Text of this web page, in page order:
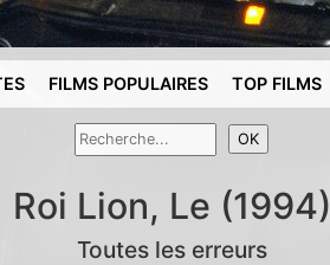
FILMS POPULAIRES TOP FILMS
Roi Lion, Le (1994)
Toutes les erreurs